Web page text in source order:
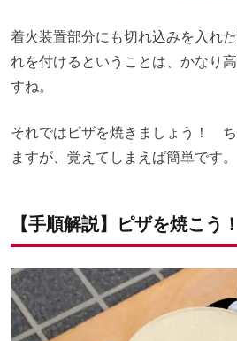
着火装置部分にも切れ込みを入れ
れを付けるということは、かなり
すね。
それではピザを焼きましょう！
ますが、覚えてしまえば簡単です。
【手順解説】ピザを焼こう！